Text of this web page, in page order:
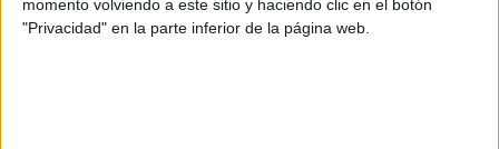
momento volviendo a este sitio y haciendo clic en el botón
"Privacidad" en la parte inferior de la página web.